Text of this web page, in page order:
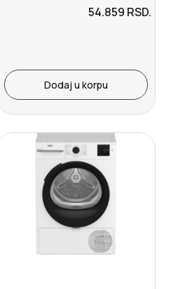
54.859 RSD.
Dodaj u korpu